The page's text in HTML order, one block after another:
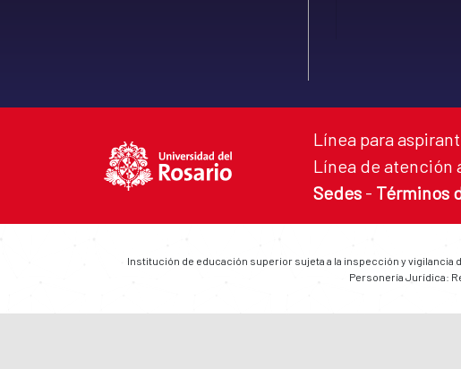
Línea para
Línea de atención
Sedes - Términos
Institución de educación superior sujeta a la inspección y vigilancia
Personería Jurídica: